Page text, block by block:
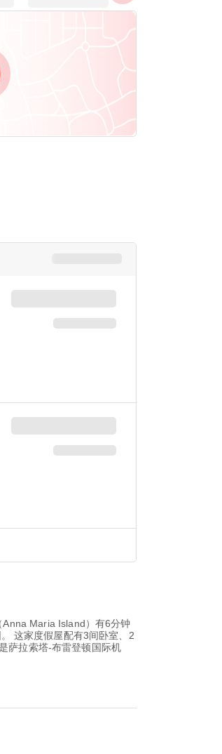
Maria Island）有6分钟
这家度假屋配有3间卧室、2
萨拉索塔-布雷登顿国际机